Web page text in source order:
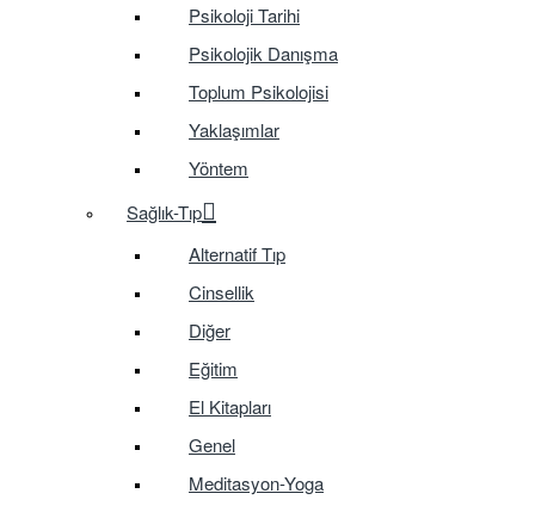
Psikoloji Tarihi
Psikolojik Danışma
Toplum Psikolojisi
Yaklaşımlar
Yöntem
Sağlık-Tıp
Alternatif Tıp
Cinsellik
Diğer
Eğitim
El Kitapları
Genel
Meditasyon-Yoga